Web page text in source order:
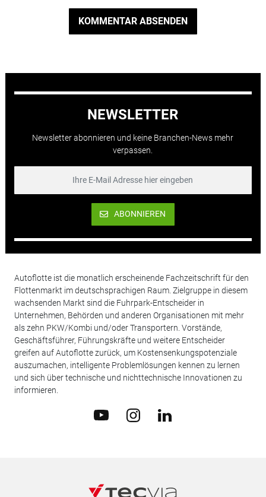
KOMMENTAR ABSENDEN
NEWSLETTER
Newsletter abonnieren und keine Branchen-News mehr
verpassen.
ABONNIEREN
Autoflotte ist die monatlich erscheinende Fachzeitschrift für den
Flottenmarkt im deutschsprachigen Raum. Zielgruppe in diesem
wachsenden Markt sind die Fuhrpark-Entscheider in
Unternehmen, Behörden und anderen Organisationen mit mehr
als zehn PKW/Kombi und/oder Transportern. Vorstände,
Geschäftsführer, Führungskräfte und weitere Entscheider
greifen auf Autoflotte zurück, um Kostensenkungspotenziale
auszumachen, intelligente Problemlösungen kennen zu lernen
und sich über technische und nichttechnische Innovationen zu
informieren.